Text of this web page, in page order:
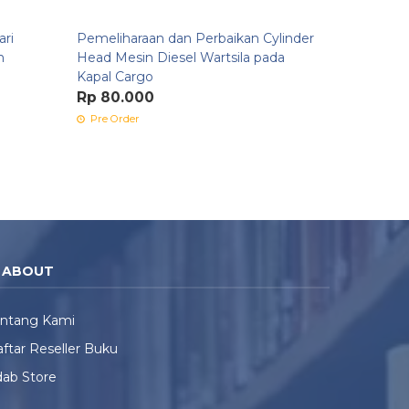
Pemeliharaan dan Perbaikan Cylinder
Head Mesin Diesel Wartsila pada
Kapal Cargo
Rp 80.000
Pre Order
ABOUT
Kami
Reseller Buku
Store